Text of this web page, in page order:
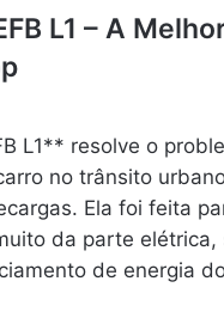
L1 – A
L1** resolve o
no trânsito
Ela foi feita
da parte elétrica,
de energia